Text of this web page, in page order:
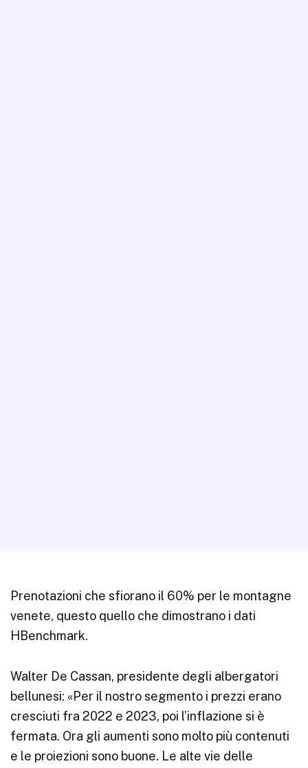
Prenotazioni che sfiorano il 60% per le montagne
venete, questo quello che dimostrano i dati
HBenchmark.
Walter De Cassan, presidente degli albergatori
bellunesi: «Per il nostro segmento i prezzi erano
cresciuti fra 2022 e 2023, poi l’inflazione si è
fermata. Ora gli aumenti sono molto più contenuti
e le proiezioni sono buone. Le alte vie delle